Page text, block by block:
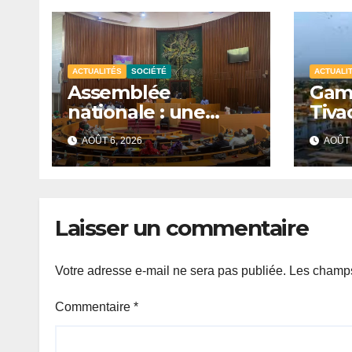
ACTUALITÉS SOCIÉTÉ
Assemblée
nationale : une
session
extraordinaire
convoquée le 10
d’enquête à l’ordre
AOÛT 6, 2026
du
AOÛT
Laisser un commentaire
Votre adresse e-mail ne sera pas publiée. Les
Commentaire *